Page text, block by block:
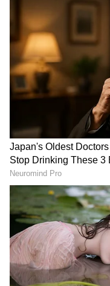
மீதமிருக்கும்
மணிகள்,
ஜிமிக்கிகள்,
செய்யலாம்.
பெண்களுக்கான
Bows), பூக்கள்
நல்ல டிமாண்ட்
வெறும் ₹200
மூலப்பொருள்
செட் நகையை
சுலபமாக
ஏசியாநெட்